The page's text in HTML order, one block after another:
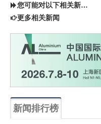
您可能对以下相关新闻同样感兴趣
更多相关新闻
新闻排行榜